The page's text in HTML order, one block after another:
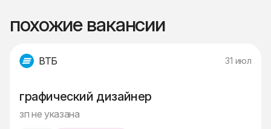
похожие вакансии
ВТБ 31 июл
графический дизайнер
зп не указана